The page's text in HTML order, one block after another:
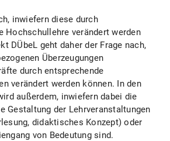
inwiefern diese durch
Hochschullehre verändert werden
DÜbeL geht daher der Frage nach,
Überzeugungen
durch entsprechende
verändert werden können. In den
außerdem, inwiefern dabei die
Gestaltung der Lehrveranstaltungen
didaktisches Konzept) oder
von Bedeutung sind.